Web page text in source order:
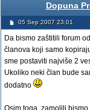
Dopuna
05 Sep 2007 23:01
Da bismo zaštitili forum
članova koji samo
sme postaviti najviše 2
Ukoliko neki član bude
dodatno
Osim toga, zamolili